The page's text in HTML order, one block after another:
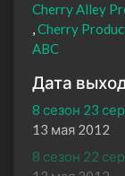
Cherry Alley
Cherry
ABC
Дата
8 сезон 23
13 мая 2012
8 сезон 22